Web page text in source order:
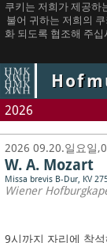
쿠키는 저희가 제공하
불어 귀하는 저희의
화 되도록 협조해 주
2026
2026 09.20.일요일
W. A. Mozart
Missa brevis B-Dur, KV
Wiener
9시까지 자리에 착